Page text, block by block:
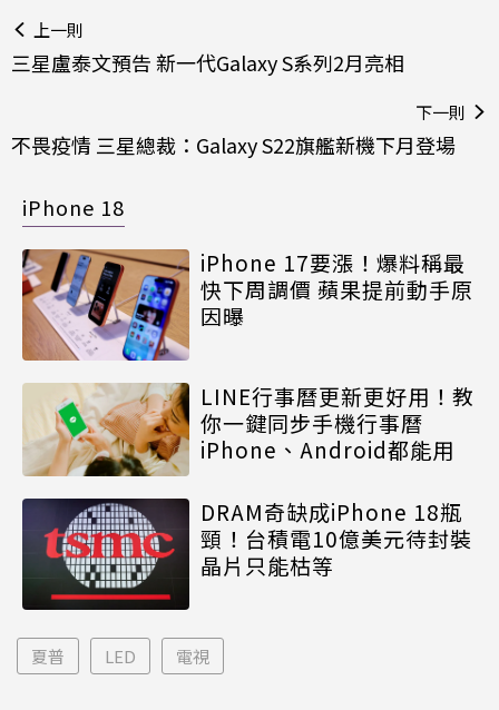
上一則
三星盧泰文預告 新一代Galaxy S系列2月亮相
下一則
不畏疫情 三星總裁：Galaxy S22旗艦新機下月登場
iPhone 18
iPhone 17要漲！爆料稱最
快下周調價 蘋果提前動手原
因曝
LINE行事曆更新更好用！教
你一鍵同步手機行事曆
iPhone、Android都能用
DRAM奇缺成iPhone 18瓶
頸！台積電10億美元待封裝
晶片只能枯等
夏普 LED 電視